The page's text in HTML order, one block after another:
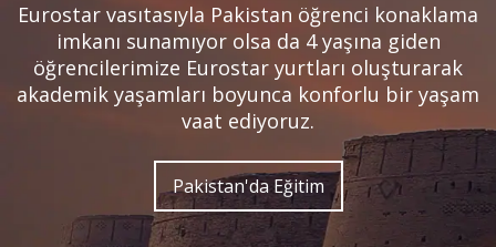
Eurostar vasıtasıyla Pakistan öğrenci konaklama
imkanı sunamıyor olsa da 4 yaşına giden
öğrencilerimize Eurostar yurtları oluşturarak
akademik yaşamları boyunca konforlu bir yaşam
vaat ediyoruz.
Pakistan'da Eğitim